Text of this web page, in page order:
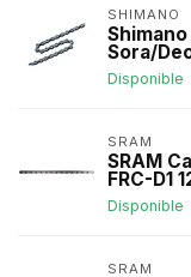
SHIMANO
Sora/
Disponible
SRAM
SRAM
FRC-D1
Disponible
SRAM